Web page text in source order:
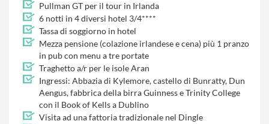
Pullman GT per il tour in Irlanda
6 notti in 4 diversi hotel 3/4****
Tassa di soggiorno in hotel
Mezza pensione (colazione irlandese e cena) più 1 pranzo
in pub con menu a tre portate
Traghetto a/r per le isole Aran
Ingressi: Abbazia di Kylemore, castello di Bunratty, Dun
Aengus, fabbrica della birra Guinness e Trinity College
con il Book of Kells a Dublino
Visita ad una fattoria tradizionale nel Dingle